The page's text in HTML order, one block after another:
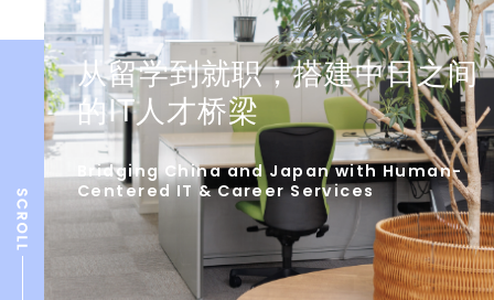
从留学到就职，搭建中日之间
的IT人才桥梁
Bridging China and Japan with Human-
Centered IT & Career Services